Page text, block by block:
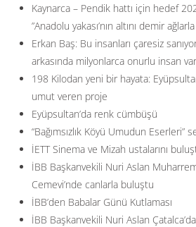
Kaynarca – Pendik hattı için hedef
”Anadolu yakası’nın altını demir
Erkan Baş: Bu insanları çaresiz
arkasında milyonlarca onurlu insan
198 Kilodan yeni bir hayata:
umut veren proje
Eyüpsultan’da renk cümbüşü
“Bağımsızlık Köyü Umudun Eserleri”
İETT Sinema ve Mizah ustalarını
İBB Başkanvekili Nuri Aslan
Cemevi’nde canlarla buluştu
İBB’den Babalar Günü Kutlaması
İBB Başkanvekili Nuri Aslan